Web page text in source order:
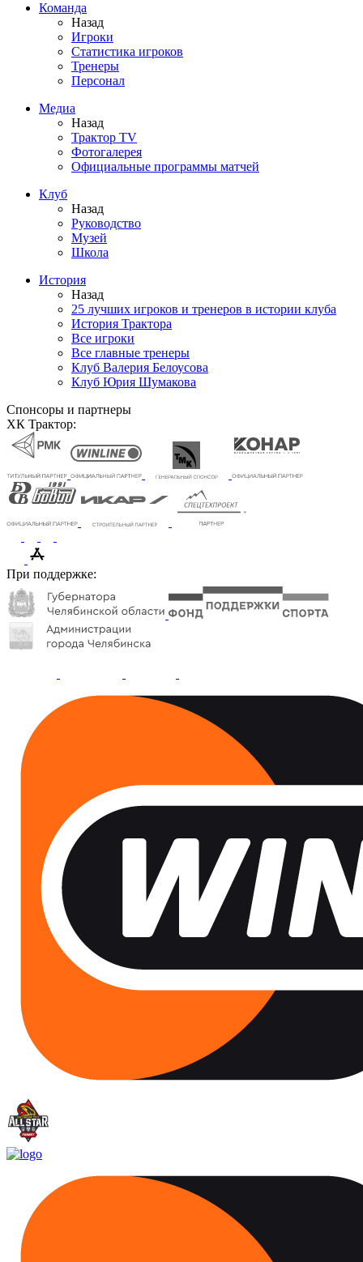
Команда
Назад
Игроки
Статистика игроков
Тренеры
Персонал
Медиа
Назад
Трактор TV
Фотогалерея
Официальные программы матчей
Клуб
Назад
Руководство
Музей
Школа
История
Назад
25 лучших игроков и тренеров в истории клуба
История Трактора
Все игроки
Все главные тренеры
Клуб Валерия Белоусова
Клуб Юрия Шумакова
Спонсоры и партнеры
ХК Трактор:
При поддержке: